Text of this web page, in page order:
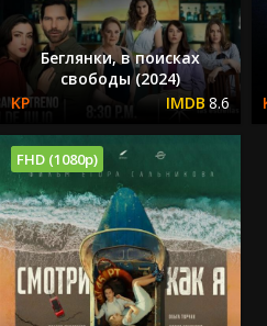
Беглянки, в поисках
свободы (2024)
8.6
FHD (1080p)